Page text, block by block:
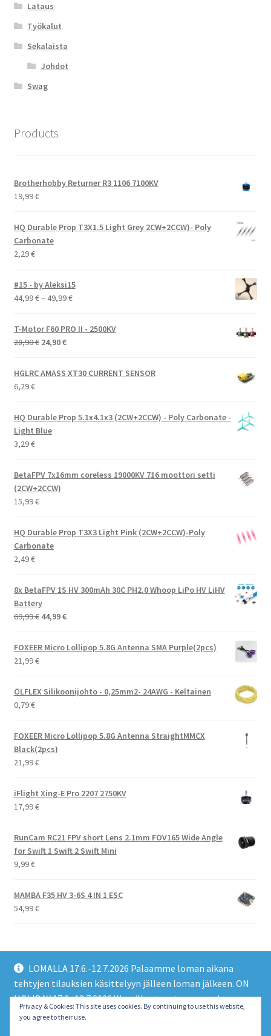
LOMALLA 17.6.-12.7.2026 Palaamme loman aikana
tehtyjen tilauksien käsittelyyn jälleen loman jälkeen. ON
HOLIDAY 17.6.-12.7.2026 We will return to processing
orders made during the holiday again after the holiday.
Lataus
Työkalut
Sekalaista
Johdot
Swag
Products
Brotherhobby Returner R3 1106 7100KV
19,99€
HQ Durable Prop T3X1.5 Light Grey 2CW+2CCW)- Poly
Carbonate
2,29€
#15 - by Aleksi15
44,99€– 49,99€Hintaluokka:
-
T-Motor F60 PRO II - 2500KV
28,90€ Alkuperäinen
oli:
24,90€Nykyinen
on:
HGLRC AMASS XT30 CURRENT SENSOR
6,29€
HQ Durable Prop 5.1x4.1x3 (2CW+2CCW) - Poly Carbonate -
Light Blue
3,29€
BetaFPV 7x16mm coreless 19000KV 716 moottori setti
(2CW+2CCW)
15,99€
HQ Durable Prop T3X3 Light Pink (2CW+2CCW)-Poly
Carbonate
2,49€
8x BetaFPV 1S HV 300mAh 30C PH2.0 Whoop LiPo HV LiHV
Battery
69,99€ Alkuperäinen
oli:
44,99€Nykyinen
on:
44,99 €.
FOXEER Micro Lollipop 5.8G Antenna SMA Purple(2pcs)
21,99€
ÖLFLEX Silikoonijohto - 0,25mm2- 24AWG - Keltainen
0,79€
FOXEER Micro Lollipop 5.8G Antenna StraightMMCX
Black(2pcs)
21,99€
iFlight Xing-E Pro 2207 2750KV
17,99€
RunCam RC21 FPV short Lens 2.1mm FOV165 Wide Angle
for Swift 1 Swift 2 Swift Mini
9,99€
MAMBA F35 HV 3-6S 4 IN 1 ESC
54,99€
© EMO FPV Drones 2026
Built with WooCommerce
Privacy & Cookies: This site uses cookies. By continuing to use this website,
you agree to their use.